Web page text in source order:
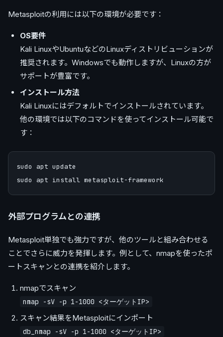
Metasploitの利用には以下の環境が必要です：
OS要件
Kali LinuxやUbuntuなどのLinuxディストリビューションが
推奨されます。Windowsでも動作しますが、Linuxの方が
サポートが豊富です。
インストール方法
Kali Linuxにはデフォルトでインストールされています。
他の環境では以下のコマンドを使ってインストール可能で
す：
sudo apt update
外部プログラムとの連携
Metasploit単独でも強力ですが、他のツールと組み合わせる
ことでさらに威力を発揮します。例として、nmapを使ったポ
ートスキャンとの連携を紹介します。
nmapでスキャン
nmap -sV -p 1-1000 <ターゲットIP>
スキャン結果をMetasploitにインポート
db_nmap -sV -p 1-1000 <ターゲットIP>